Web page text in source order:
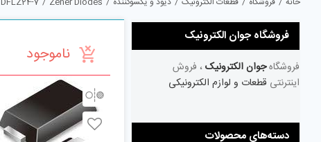
ناموجود
فروشگاه جوان الکترونیک
فروشگاهجوان الکترونیک ، فروش
اینترنتی قطعات و لوازم الکترونیکی
دسته‌های محصولات